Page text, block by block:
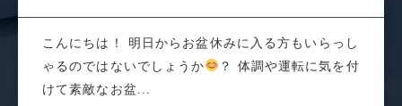
こんにちは！ 明日からお盆休みに入る方もいらっし
ゃるのではないでしょうか
？ 体調や運転に気を付
けて素敵なお盆...